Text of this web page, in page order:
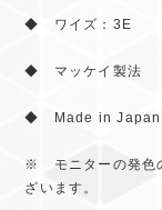
◆ ワイズ：3E
◆ マッケイ製法
◆ Made in Japan
※ モニターの発色
ざいます。